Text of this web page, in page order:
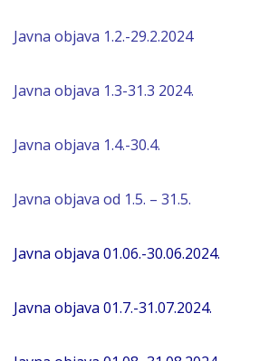
Javna objava 1.2.-29.2.2024
Javna objava 1.3-31.3 2024.
Javna objava 1.4.-30.4.
Javna objava od 1.5. – 31.5.
Javna objava 01.06.-30.06.2024.
Javna objava 01.7.-31.07.2024.